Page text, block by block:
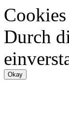
Durch